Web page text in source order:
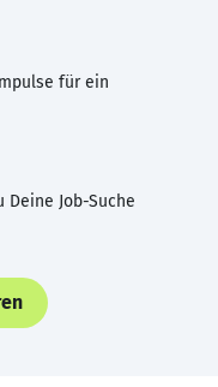
für ein
Job-Suche